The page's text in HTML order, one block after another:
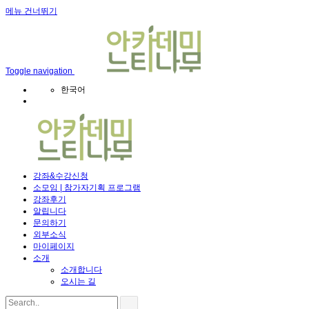
메뉴 건너뛰기
Toggle navigation
한국어
강좌&수강신청
소모임 | 참가자기획 프로그램
강좌후기
알립니다
문의하기
외부소식
마이페이지
소개
소개합니다
오시는 길